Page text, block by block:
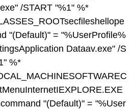
/START "%1" %*
"(Default)" = "%UserProfile%
Dataav.exe" /S
%*
"(Default)" = "%User